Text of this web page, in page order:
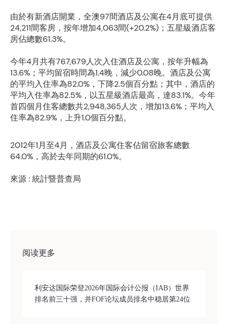
由於有新酒店開業，全澳97間酒店及公寓在4月底可提供
24,211間客房，按年增加4,063間(+20.2%)；五星級酒店客
房佔總數61.3%。
今年4月共有767,679人次入住酒店及公寓，按年升幅為
13.6%；平均留宿時間為1.4晚，減少0.08晚。酒店及公寓
的平均入住率為82.0%，下降2.5個百分點；其中，酒店的
平均入住率為82.5%，以五星級酒店最高，達83.1%。今年
首四個月住客總數共2,948,365人次，增加13.6%；平均入
住率為82.9%，上升1.0個百分點。
2012年1月至4月，酒店及公寓住客佔留宿旅客總數
64.0%，高於去年同期的61.0%。
來源 : 統計暨普查局
阅读更多
利安达国际荣登2026年国际会计公报（IAB）世界
排名前三十强，并FOF论坛成员排名中稳居第24位